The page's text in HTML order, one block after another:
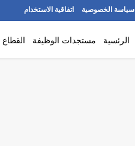
سياسة الخصوصية اتفاقية الاستخدام
الرئسية مستجدات الوظيفة